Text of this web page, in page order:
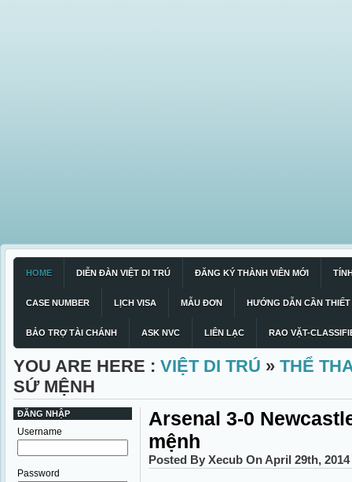
HOME DIỄN ĐÀN VIỆT DI TRÚ ĐĂNG KÝ THÀNH VIÊN MỚI
CASE NUMBER LỊCH VISA MẪU ĐƠN HƯỚNG DẪN CẦN THIẾT
BẢO TRỢ TÀI CHÁNH ASK NVC LIÊN LẠC RAO VẶT-
YOU ARE HERE : VIỆT DI TRÚ » THỂ
SỨ MỆNH
ĐĂNG NHẬP
Username
Password
Arsenal 3-0
mệnh
Posted By Xecub On April 29th,